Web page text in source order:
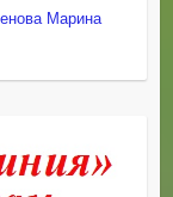
Марина